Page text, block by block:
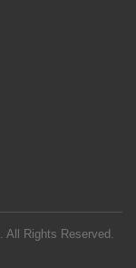
. All Rights Reserved.